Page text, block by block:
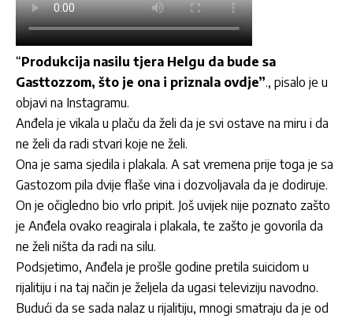
“Produkcija nasilu tjera Helgu da bude sa
Gasttozzom, što je ona i priznala ovdje”., pisalo je u
objavi na Instagramu.
Anđela je vikala u plaču da želi da je svi ostave na miru i da
ne želi da radi stvari koje ne želi.
Ona je sama sjedila i plakala. A sat vremena prije toga je sa
Gastozom pila dvije flaše vina i dozvoljavala da je dodiruje.
On je očigledno bio vrlo pripit. Još uvijek nije poznato zašto
je Anđela ovako reagirala i plakala, te zašto je govorila da
ne želi ništa da radi na silu.
Podsjetimo, Anđela je prošle godine pretila suicidom u
rijalitiju i na taj način je željela da ugasi televiziju navodno.
Budući da se sada nalaz u rijalitiju, mnogi smatraju da je od